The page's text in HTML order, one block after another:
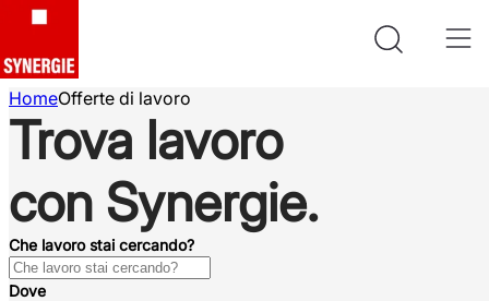
HomeOfferte di lavoro
Trova lavoro
con Synergie.
Che lavoro stai cercando?
Dove